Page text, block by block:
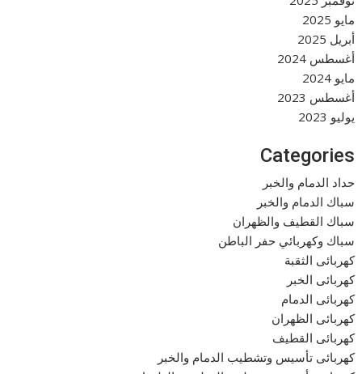
مايو 2025
أبريل 2025
أغسطس 2024
مايو 2024
أغسطس 2023
يوليو 2023
Categories
حداد الدمام والخبر
سباك الدمام والخبر
سباك القطيف والظهران
سباك وكهربائي حفر الباطن
كهربائى الثقبة
كهربائى الخبر
كهربائى الدمام
كهربائى الظهران
كهربائى القطيف
كهربائى تأسيس وتشطيب الدمام والخبر